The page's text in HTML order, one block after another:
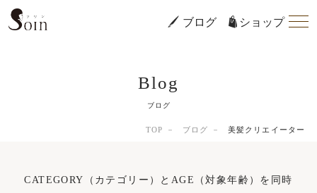
ブログ ショップ
Blog
ブログ
TOP ブログ 美髪クリエイーター
CATEGORY（カテゴリー）とAGE（対象年齢）を同時